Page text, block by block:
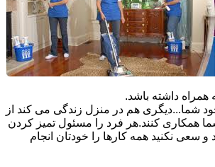
همراه داشته باشد.
شما...دیگری هم در منزل زندگی می کند از
شما همکاری کنند.هر فرد را مسئول تمیز کردن
و سعی نکنید همه کارها را خودتان انجام